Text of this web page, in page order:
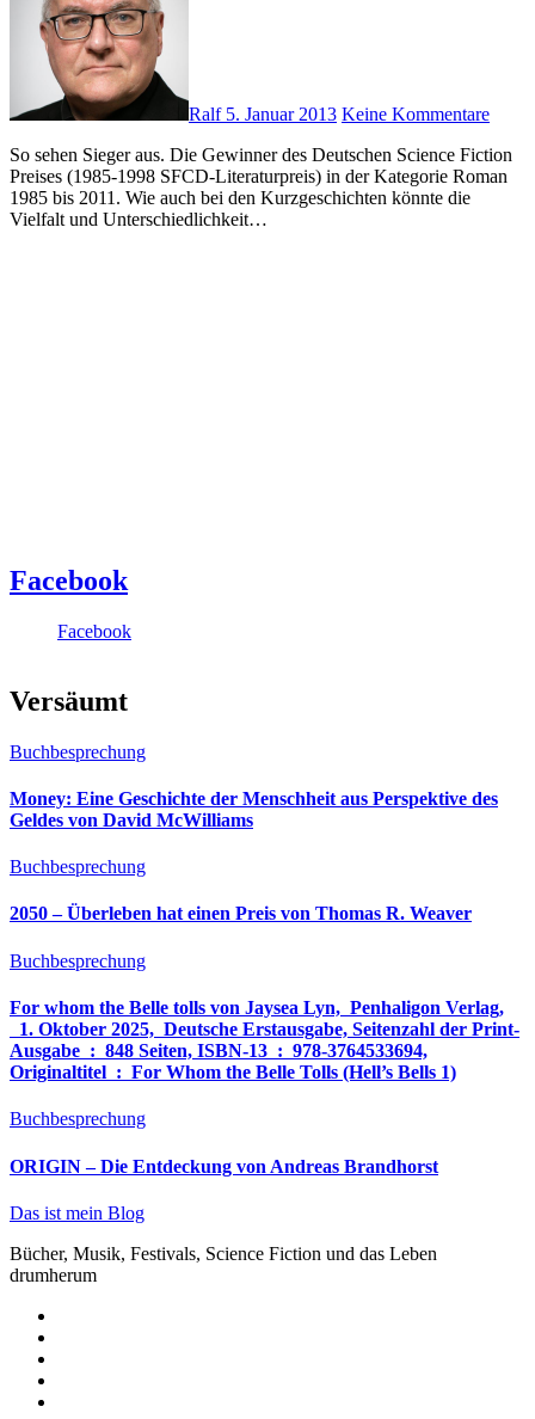
Ralf 5. Januar 2013 Keine Kommentare
So sehen Sieger aus. Die Gewinner des Deutschen Science Fiction
Preises (1985-1998 SFCD-Literaturpreis) in der Kategorie Roman
1985 bis 2011. Wie auch bei den Kurzgeschichten könnte die
Vielfalt und Unterschiedlichkeit…
Facebook
Facebook
Versäumt
Buchbesprechung
Money: Eine Geschichte der Menschheit aus Perspektive des
Geldes von David McWilliams
Buchbesprechung
2050 – Überleben hat einen Preis von Thomas R. Weaver
Buchbesprechung
For whom the Belle tolls von Jaysea Lyn, ‎ Penhaligon Verlag,
‎ 1. Oktober 2025, ‎ Deutsche Erstausgabe, Seitenzahl der Print-
Ausgabe ‏ : ‎ 848 Seiten, ISBN-13 ‏ : ‎ 978-3764533694,
Originaltitel ‏ : ‎ For Whom the Belle Tolls (Hell’s Bells 1)
Buchbesprechung
ORIGIN – Die Entdeckung von Andreas Brandhorst
Das ist mein Blog
Bücher, Musik, Festivals, Science Fiction und das Leben
drumherum